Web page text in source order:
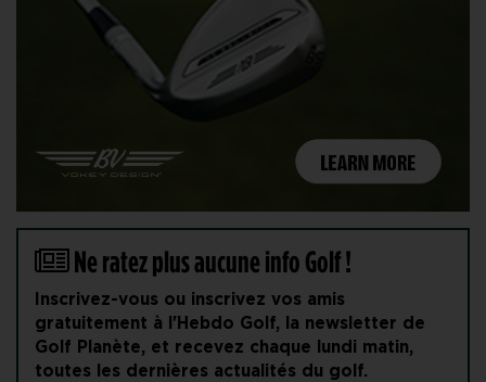
Ne ratez plus aucune info Golf !
Inscrivez-vous ou inscrivez vos amis
gratuitement à l'Hebdo Golf, la newsletter de
Golf Planète, et recevez chaque lundi matin,
toutes les dernières actualités du golf.